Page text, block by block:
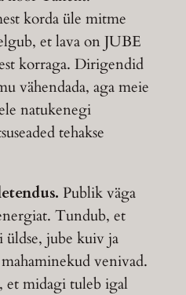
korda üle mitme
et lava on JUBE
korraga. Dirigendid
vähendada, aga meie
natukenegi
tehakse
Publik väga
Tundub, et
jube kuiv ja
venivad.
et midagi tuleb igal